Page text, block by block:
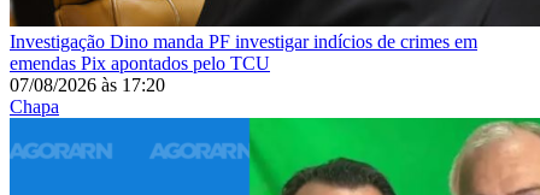
Investigação Dino manda PF investigar indícios de crimes em
emendas Pix apontados pelo TCU
07/08/2026 às 17:20
Chapa